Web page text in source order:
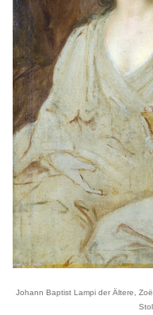
Johann Baptist Lampi der Ältere,